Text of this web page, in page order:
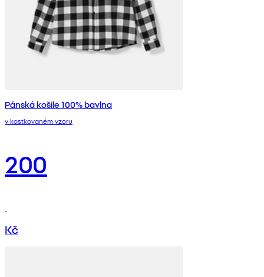
Pánská košile 100% bavlna
v kostkovaném vzoru
200
Kč